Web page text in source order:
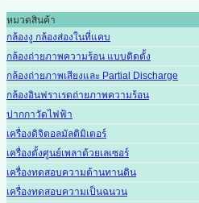
หมวดสินค้า
กล้องงู กล้องส่องในที่แคบ
กล้องถ่ายภาพความร้อน แบบติดตั้ง
กล้องถ่ายภาพเสียงและ Partial Discharge
กล้องอินฟราเรดถ่ายภาพความร้อน
ปากกาวัดไฟฟ้า
เครื่องดิจิตอลมัลติมิเตอร์
เครื่องตั้งศูนย์เพลาด้วยเลเซอร์
เครื่องทดสอบความต้านทานดิน
เครื่องทดสอบความเป็นฉนวน